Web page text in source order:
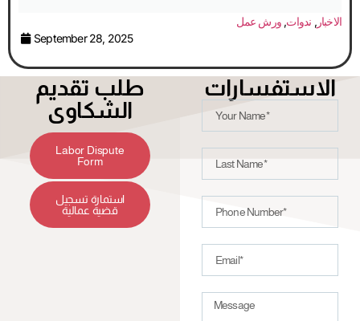
الاخبار, ندوات,ورش عمل
September 28, 2025
طلب تقديم
الشكاوى
Labor Dispute
Form
استمارة تسجيل
قضية عمالية
الاستفسارات